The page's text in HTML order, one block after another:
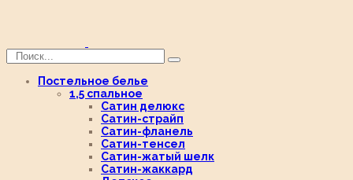
Постельное белье
1,5 спальное
Сатин делюкс
Сатин-страйп
Сатин-фланель
Сатин-тенсел
Сатин-жатый шелк
Сатин-жаккард